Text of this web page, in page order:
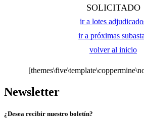
SOLICITADO
ir a lotes
ir a próximas
volver al inicio
Newsletter
¿Desea recibir nuestro boletín?